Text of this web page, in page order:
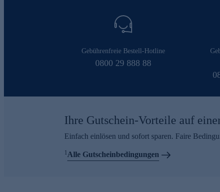
Gebührenfreie Bestell-Hotline
0800 29 888 88
Ihre Gutschein-Vorteile auf
Einfach einlösen und sofort sparen. Faire
1Alle Gutscheinbedingungen